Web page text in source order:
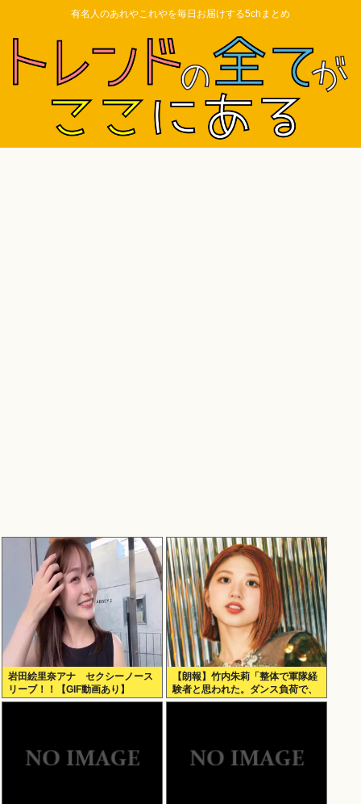
有名人のあれやこれやを毎日お届けする5chまとめ
岩田絵里奈アナ セクシーノース
リーブ！！【GIF動画あり】
【朗報】竹内朱莉「整体で軍隊経
験者と思われた。ダンス負荷で、
私の骨と筋肉はもうグチャグチャ